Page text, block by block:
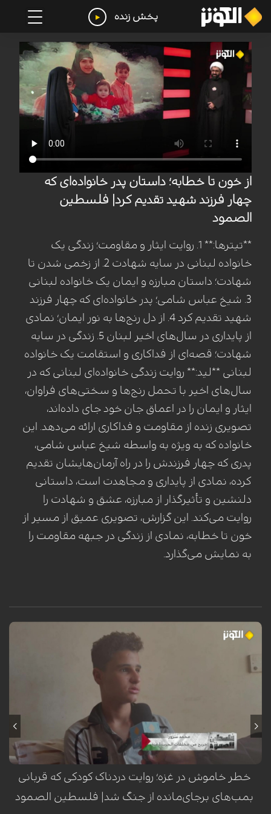
پخش زنده
از خون تا خطابه؛ داستان پدر خانواده‌ای که
چهار فرزند شهید تقدیم کرد| فلسطین
الصمود
**تیترها:** 1. روایت ایثار و مقاومت؛ زندگی یک
خانواده لبنانی در سایه شهادت 2. از زخمی شدن تا
شهادت؛ داستان مبارزه و ایمان یک خانواده لبنانی
3. شیخ عباس شامی؛ پدر خانواده‌ای که چهار فرزند
شهید تقدیم کرد 4. از دل رنج‌ها به نور ایمان؛ نمادی
از پایداری در سال‌های اخیر لبنان 5. زندگی در سایه
شهادت؛ قصه‌ای از فداکاری و استقامت یک خانواده
لبنانی **لید:** روایت زندگی خانواده‌ای لبنانی که در
سال‌های اخیر با تحمل رنج‌ها و سختی‌های فراوان،
ایثار و ایمان را در اعماق جان خود جای داده‌اند،
تصویری زنده از مقاومت و فداکاری ارائه می‌دهد. این
خانواده که به ویژه به واسطه شیخ عباس شامی،
پدری که چهار فرزندش را در راه آرمان‌هایشان تقدیم
کرده، نمادی از پایداری و مجاهدت است، داستانی
دلنشین و تأثیرگذار از مبارزه، عشق و شهادت را
روایت می‌کند. این گزارش، تصویری عمیق از مسیر از
خون تا خطابه، نمادی از زندگی در جبهه مقاومت را
به نمایش می‌گذارد.
محمد سرور، کودک فلسطینی ساکن اردوگاه النصیرات در نوار غزه، هنگام عبور
از کنار تپه‌وری در این منطقه، هدف انفجار یک گلوله یا ماده منفجره باقیمانده
از ارتش اشغالگر اسرائیل قرار گرفت. این انفجار که در یک لحظه‌ی گذرا رخ داد،
مسیر زندگی او را برای همیشه دگرگون ساخت؛ به طوری که منجر به قطع هر
دو پا، فلج شدن دست چپ، فلج نیمی از صورت و آسیب جدی به بینایی وی
گردید. این حادثه‌ی تلخ، بار دیگر هشداری است بر خطر مستمر مواد منفجره
برجای‌مانده از جنگ در مناطق مختلف غزه.
خطر خاموش در غزه؛ روایت دردناک کودکی که قربانی
بمب‌های برجای‌مانده از جنگ شد| فلسطین الصمود